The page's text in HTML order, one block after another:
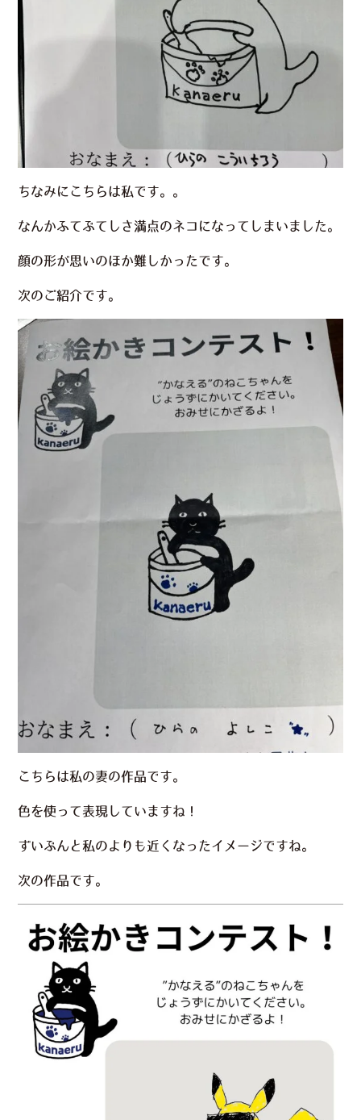
ちなみにこちらは私です。。
なんかふてぶてしさ満点のネコになってしまいました。
顔の形が思いのほか難しかったです。
次のご紹介です。
こちらは私の妻の作品です。
色を使って表現していますね！
ずいぶんと私のよりも近くなったイメージですね。
次の作品です。